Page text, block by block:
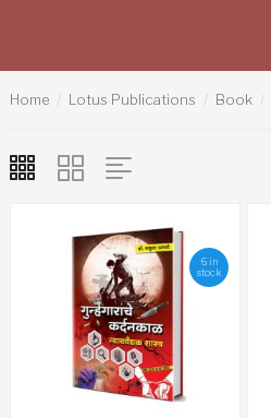
Home Lotus Publications Book
6 in
stock